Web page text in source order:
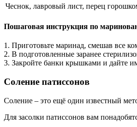
Чеснок, лавровый лист, перец
Пошаговая инструкция по
1. Приготовьте маринад, смешав все
2. В подготовленные заранее
3. Закройте банки крышками и дайте
Соление патиссонов
Соление – это ещё один известный
Для засолки патиссонов вам